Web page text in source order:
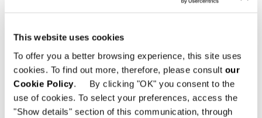
This website uses cookies
To offer you a better browsing experience, this site uses
cookies. To find out more, therefore, please consult our
Cookie Policy. By clicking "OK" you consent to the
use of cookies. To select your preferences, access the
"Show details" section of this communication, through